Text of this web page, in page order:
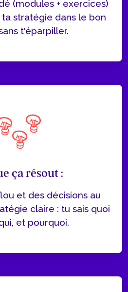
(modules + exercices)
stratégie dans le bon
t'éparpiller.
ça résout :
et des décisions au
claire : tu sais quoi
et pourquoi.